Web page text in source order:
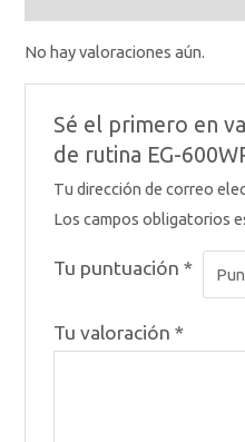
No hay valoraciones aún.
Sé el primero en
de rutina EG-
Tu dirección de correo
Los campos obligatorios
Tu puntuación *
Tu valoración *